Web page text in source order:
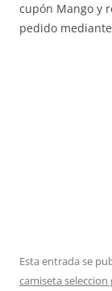
cupón Mango y
pedido
Esta entrada se
camiseta